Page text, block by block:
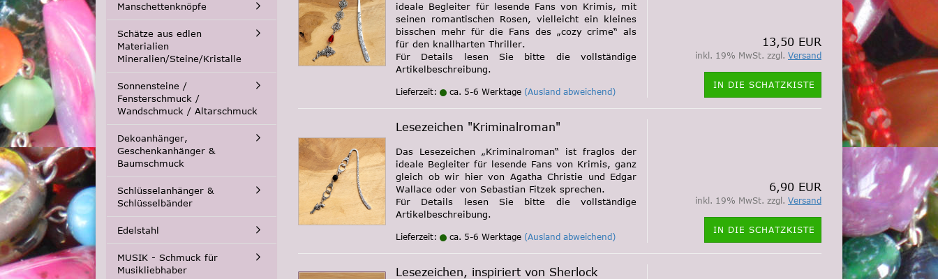
ideale Begleiter für lesende Fans von Krimis, mit
seinen romantischen Rosen, vielleicht ein kleines
bisschen mehr für die Fans des „cozy crime“ als
für den knallharten Thriller.
Für Details lesen Sie bitte die vollständige
Artikelbeschreibung.
Lieferzeit: ca. 5-6 Werktage (Ausland abweichend)
13,50 EUR
inkl. 19% MwSt. zzgl. Versand
IN DIE SCHATZKISTE
Lesezeichen "Kriminalroman"
Das Lesezeichen „Kriminalroman“ ist fraglos der
ideale Begleiter für lesende Fans von Krimis, ganz
gleich ob wir hier von Agatha Christie und Edgar
Wallace oder von Sebastian Fitzek sprechen.
Für Details lesen Sie bitte die vollständige
Artikelbeschreibung.
Lieferzeit: ca. 5-6 Werktage (Ausland abweichend)
6,90 EUR
inkl. 19% MwSt. zzgl. Versand
IN DIE SCHATZKISTE
Lesezeichen, inspiriert von Sherlock
Manschettenknöpfe
Schätze aus edlen
Materialien
Mineralien/Steine/Kristalle
Sonnensteine /
Fensterschmuck /
Wandschmuck / Altarschmuck
Dekoanhänger,
Geschenkanhänger &
Baumschmuck
Schlüsselanhänger &
Schlüsselbänder
Edelstahl
MUSIK - Schmuck für
Musikliebhaber